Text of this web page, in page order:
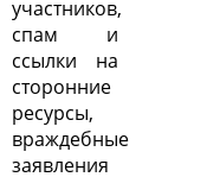
участников,
спам и
ссылки на
сторонние
ресурсы,
враждебные
заявления